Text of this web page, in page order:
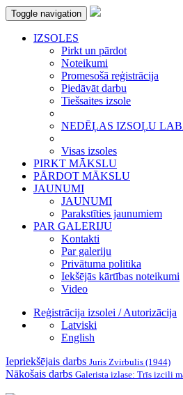
Toggle navigation
IZSOLES
Pirkt un pārdot
Noteikumi
Promesošā reģistrācija
Piedāvāt darbu
Tiešsaites izsole
NEDĒĻAS IZSOĻU
Visas izsoles
PIRKT MĀKSLU
PĀRDOT MĀKSLU
JAUNUMI
JAUNUMI
Parakstīties jaunumiem
PAR GALERIJU
Kontakti
Par galeriju
Privātuma politika
Iekšējās kārtības noteikumi
Video
Reģistrācija izsolei / Autorizācija
Latviski
English
Iepriekšējais darbs Juris Zvirbulis (1944)
Nākošais darbs Galerista izlase: Trīs izcili